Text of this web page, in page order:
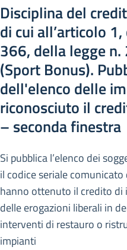
Disciplina del
di cui all’articolo
366, della legge
(Sport Bonus).
dell'elenco delle
riconosciuto il
– seconda finestra
Si pubblica l’elenco dei
il codice seriale
hanno ottenuto il credito di
delle erogazioni liberali in
interventi di restauro o
impianti